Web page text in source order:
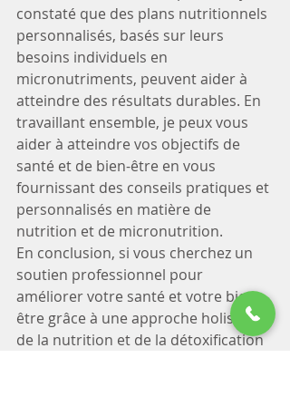
constaté que des plans nutritionnels
personnalisés, basés sur leurs
besoins individuels en
micronutriments, peuvent aider à
atteindre des résultats durables. En
travaillant ensemble, je peux vous
aider à atteindre vos objectifs de
santé et de bien-être en vous
fournissant des conseils pratiques et
personnalisés en matière de
nutrition et de micronutrition.
En conclusion, si vous cherchez un
soutien professionnel pour
améliorer votre santé et votre bien-
être grâce à une approche holistique
de la nutrition et de la détoxification